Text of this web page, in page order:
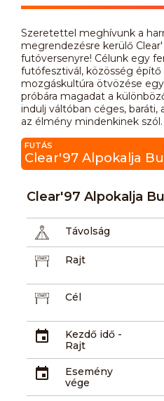
Szeretettel meghívunk a
megrendezésre kerülő
futóversenyre! Célunk egy
futófesztivál, közösség építő
mozgáskultúra ötvözése
próbára magadat a
indulj váltóban céges, baráti,
az élmény mindenkinek szól.
FUTÁS
Clear'97 Alpokalja
Clear'97 Alpokalja
Távolság
Rajt
Cél
Kezdő idő -
Rajt
Esemény
vége